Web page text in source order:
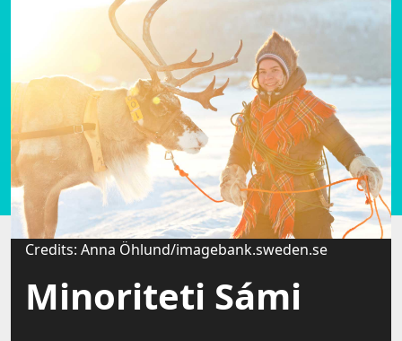
Credits: Fredrik Nyman/imagebank.sweden.se
Riciklimi
Credits: Anna Öhlund/imagebank.sweden.se
Minoriteti Sámi